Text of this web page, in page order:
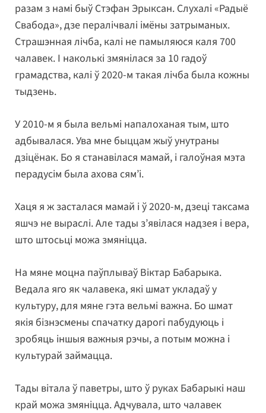
разам з намі быў Стэфан Эрыксан. Слухалі «Радыё
Свабода», дзе пералічвалі імёны затрыманых.
Страшэнная лічба, калі не памыляюся каля 700
чалавек. І наколькі змянілася за 10 гадоў
грамадства, калі ў 2020-м такая лічба была кожны
тыдзень.
У 2010-м я была вельмі напалоханая тым, што
адбывалася. Ува мне быццам жыў унутраны
дзіцёнак. Бо я станавілася мамай, і галоўная мэта
перадусім была ахова сям’і.
Хаця я ж засталася мамай і ў 2020-м, дзеці таксама
яшчэ не выраслі. Але тады з’явілася надзея і вера,
што штосьці можа змяніцца.
На мяне моцна паўплываў Віктар Бабарыка.
Ведала яго як чалавека, які шмат укладаў у
культуру, для мяне гэта вельмі важна. Бо шмат
якія бізнэсмены спачатку дарогі пабудуюць і
зробяць іншыя важныя рэчы, а потым можна і
культурай займацца.
Тады вітала ў паветры, што ў руках Бабарыкі наш
край можа змяніцца. Адчувала, што чалавек